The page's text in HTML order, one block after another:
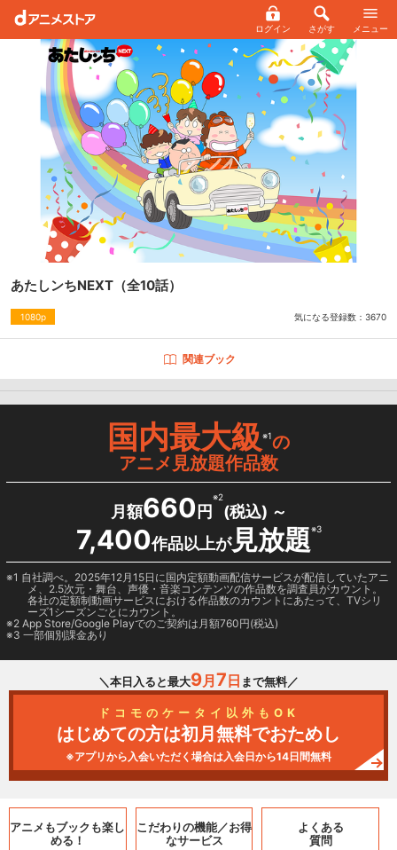
ログイン さがす メニュー
あたしンちNEXT （全10話）
1080p 気になる登録数： 3670
関連ブック
国内最大級※1の
アニメ見放題作品数
月額660 円
※2
(税込) ～
7,400作品以上が見放題※3
1 自社調べ。2025年12月15日に国内定額動画配信サービスが配信していたアニ
メ、2.5次元・舞台、声優・音楽コンテンツの作品数を調査員がカウント。
各社の定額制動画サービスにおける作品数のカウントにあたって、TVシリ
ーズ1シーズンごとにカウント。
2 App Store/Google Playでのご契約は月額760円(税込)
3 一部個別課金あり
＼本日入ると最大9月 7 日 まで無料／
ドコモのケータイ以外もOK
はじめての方は初月無料でおためし
※アプリから入会いただく場合は入会日から14日間無料
アニメもブックも楽し
める！
こだわりの機能／お得
なサービス
よくある
質問